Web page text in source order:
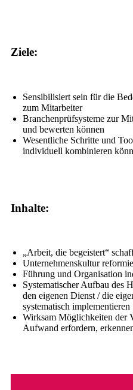
Ziele:
Sensibilisiert sein für die
zum Mitarbeiter
Branchenprüfsysteme zur
und bewerten können
Wesentliche Schritte und
individuell kombinieren
Inhalte:
„Arbeit, die begeistert“
Unternehmenskultur
Führung und Organisation
Systematischer Aufbau des
den eigenen Dienst / die
systematisch implementieren
Wirksam Möglichkeiten der
Aufwand erfordern,